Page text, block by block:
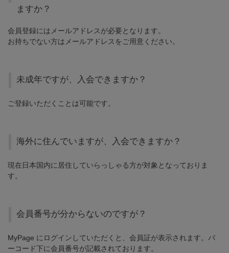
ますか？
会員登録にはメールアドレスが必要となります。
お持ちでない方はメールアドレスをご用意ください。
未成年ですが、入会できますか？
ご登録いただくことは可能です。
海外に住んでいますが、入会できますか？
現在日本国内に居住していらっしゃる方が対象となっておりま
す。
会員番号が分からないのですが？
MyPage にログインしていただくと、会員証が表示されます。バ
ーコード下に会員番号が記載されております。